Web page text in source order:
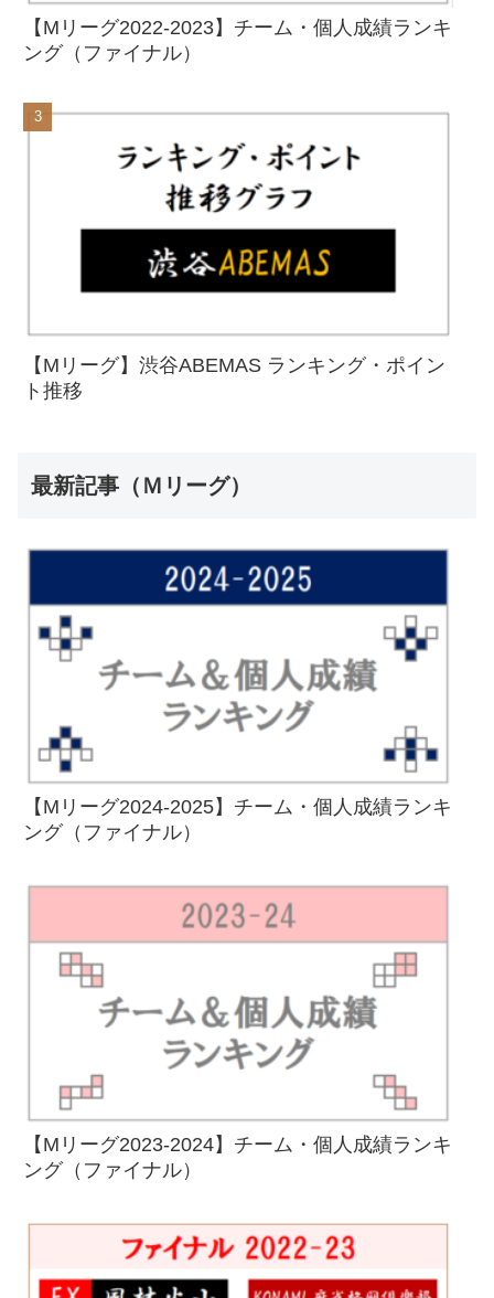
【Mリーグ2022-2023】チーム・個人成績ランキ
ング（ファイナル）
【Mリーグ】渋谷ABEMAS ランキング・ポイン
ト推移
最新記事（Ｍリーグ）
【Mリーグ2024-2025】チーム・個人成績ランキ
ング（ファイナル）
【Mリーグ2023-2024】チーム・個人成績ランキ
ング（ファイナル）